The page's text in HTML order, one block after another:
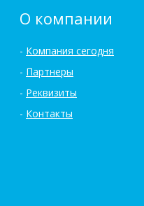
О компании
Компания сегодня
Партнеры
Реквизиты
Контакты